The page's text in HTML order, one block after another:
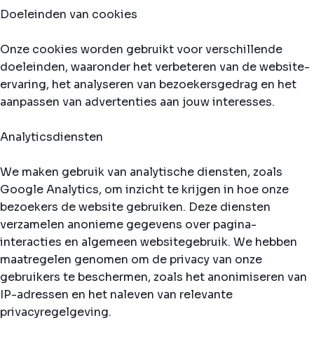
Doeleinden van cookies
Onze cookies worden gebruikt voor verschillende
doeleinden, waaronder het verbeteren van de website-
ervaring, het analyseren van bezoekersgedrag en het
aanpassen van advertenties aan jouw interesses.
Analyticsdiensten
We maken gebruik van analytische diensten, zoals
Google Analytics, om inzicht te krijgen in hoe onze
bezoekers de website gebruiken. Deze diensten
verzamelen anonieme gegevens over pagina-
interacties en algemeen websitegebruik. We hebben
maatregelen genomen om de privacy van onze
gebruikers te beschermen, zoals het anonimiseren van
IP-adressen en het naleven van relevante
privacyregelgeving.